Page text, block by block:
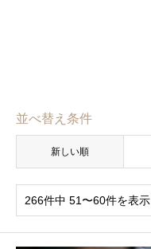
並べ替え条件
新しい順
266件中 51〜60件を表示